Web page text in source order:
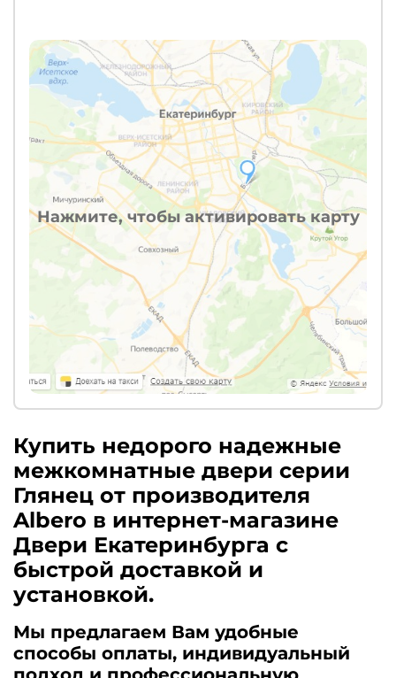
Нажмите, чтобы активировать карту
Купить недорого надежные
межкомнатные двери серии
Глянец от производителя
Albero в интернет-магазине
Двери Екатеринбурга с
быстрой доставкой и
установкой.
Мы предлагаем Вам удобные
способы оплаты, индивидуальный